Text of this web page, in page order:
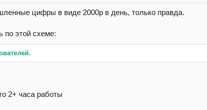
цифры в виде 2000р в день, только правда.
по этой схеме:
2+ часа работы